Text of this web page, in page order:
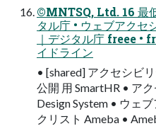
©MNTSQ, Ltd. 16 最
タル庁 • ウェブアクセ
｜デジタル庁 freee •
イドライン
• [shared] アクセシビ
公開 用 SmartHR • ア
Design System • ウェ
クリスト Ameba •